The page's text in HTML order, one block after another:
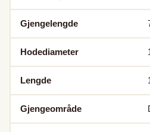
Gjengelengde
Hodediameter
Lengde
Gjengeområde